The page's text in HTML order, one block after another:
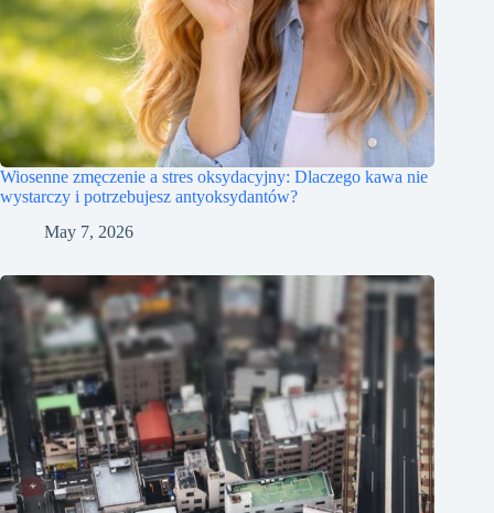
Wiosenne zmęczenie a stres oksydacyjny: Dlaczego kawa nie
wystarczy i potrzebujesz antyoksydantów?
May 7, 2026